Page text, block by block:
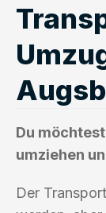
Du
umziehen
Der